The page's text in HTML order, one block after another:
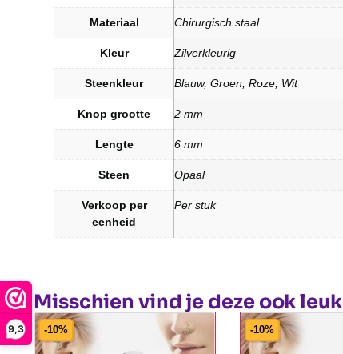
9,3
Materiaal Chirurgisch staal
Kleur Zilverkleurig
Steenkleur Blauw, Groen, Roze, Wit
Knop grootte 2 mm
Lengte 6 mm
Steen Opaal
Verkoop per
eenheid
Per stuk
Misschien vind je deze ook leuk
-10% -10%